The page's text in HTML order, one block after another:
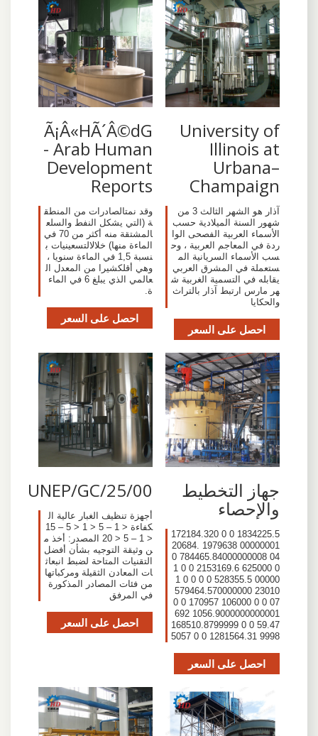
University of
Illinois at
Urbana–
Champaign
آذار هو الشهر الثالث 3 من
شهور السنة الميلادية حسب
الأسماء العربية الفصحى الوا
ردة في المعاجم العربية ، وح
سب الأسماء السريانية الم
ستعملة في المشرق العربي
يقابله في التسمية الغربية ش
هر مارس ارتبط آذار بالتراث
والحكايا
احصل على السعر
Ã¡Â«HÃ´Â©dG
- Arab Human
Development
Reports
وقد نمتالصادرات من المنطق
ة (التي يشكل النفط والسلع
المشتقة منه أكثر من 70 في
الماءة منها) خلالالتسعينيات ب
نسبة 1,5 في الماءة سنويا ،
وهي أقلكشيرا من المعدل ال
عالمي الذي يبلغ 6 في الماء
ة.
احصل على السعر
جهاز التخطيط
والإحصاء
1834225.5 0 0 172184.320
00000001 1979638 20684.
04 784465.84000000008 0
0 625000 2153169.6 0 0 1
00000 528355.5 0 0 0 0 1
23010 579464.570000000
07 0 0 106000 170957 0 0
1056.9000000000001 692
59.47 0 0 168510.8799999
9998 1281564.31 0 0 5057
احصل على السعر
UNEP/GC/25/00
أجهزة تنظيف الغبار عالية ال
كفاءة < 1 – 5 < 1 < 5 – 15
< 1 – 5 < 20 المصدر: أخذ م
ن وثيقة التوجيه بشأن أفضل
التقنيات المتاحة لضبط انبعاث
ات المعادن الثقيلة ومركباتها
من فئات المصادر المذكورة
في المرفق
احصل على السعر